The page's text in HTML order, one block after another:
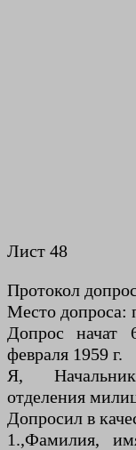
Лист 48
Протокол
Место допроса:
Допрос начат
февраля 1959 г.
Я,
отделения
Допросил в
1.,Фамилия,